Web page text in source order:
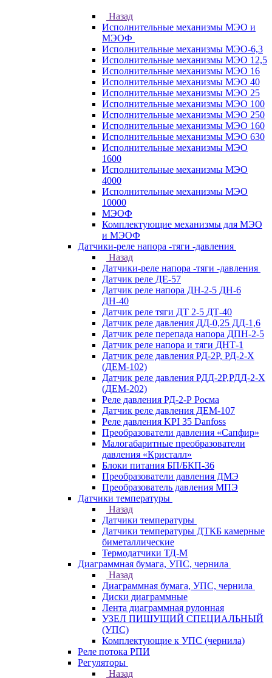
Назад
Исполнительные механизмы МЭО и
МЭОФ
Исполнительные механизмы МЭО-6,3
Исполнительные механизмы МЭО 12,5
Исполнительные механизмы МЭО 16
Исполнительные механизмы МЭО 40
Исполнительные механизмы МЭО 25
Исполнительные механизмы МЭО 100
Исполнительные механизмы МЭО 250
Исполнительные механизмы МЭО 160
Исполнительные механизмы МЭО 630
Исполнительные механизмы МЭО
1600
Исполнительные механизмы МЭО
4000
Исполнительные механизмы МЭО
10000
МЭОФ
Комплектующие механизмы для МЭО
и МЭОФ
Датчики-реле напора -тяги -давления
Назад
Датчики-реле напора -тяги -давления
Датчик реле ДЕ-57
Датчик реле напора ДН-2-5 ДН-6
ДН-40
Датчик реле тяги ДТ 2-5 ДТ-40
Датчик реле давления ДД-0,25 ДД-1,6
Датчик реле перепада напора ДПН-2-5
Датчик реле напора и тяги ДНТ-1
Датчик реле давления РД-2Р, РД-2-Х
(ДЕМ-102)
Датчик реле давления РДД-2Р,РДД-2-Х
(ДЕМ-202)
Реле давления РД-2-Р Росма
Датчик реле давления ДЕМ-107
Реле давления KPI 35 Danfoss
Преобразователи давления «Сапфир»
Малогабаритные преобразователи
давления «Кристалл»
Блоки питания БП/БКП-36
Преобразователи давления ДМЭ
Преобразователь давления МПЭ
Датчики температуры
Назад
Датчики температуры
Датчики температуры ДТКБ камерные
биметаллические
Термодатчики ТД-М
Диаграммная бумага, УПС, чернила
Назад
Диаграммная бумага, УПС, чернила
Диски диаграммные
Лента диаграммная рулонная
УЗЕЛ ПИШУЩИЙ СПЕЦИАЛЬНЫЙ
(УПС)
Комплектующие к УПС (чернила)
Реле потока РПИ
Регуляторы
Назад